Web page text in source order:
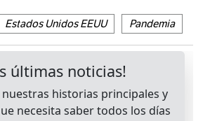
Estados Unidos EEUU Pandemia